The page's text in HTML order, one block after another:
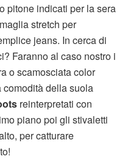
o pitone indicati per la sera
stretch per
jeans. In cerca di
Faranno al caso nostro i
o scamosciata color
comodità della suola
reinterpretati con
piano poi gli stivaletti
per catturare